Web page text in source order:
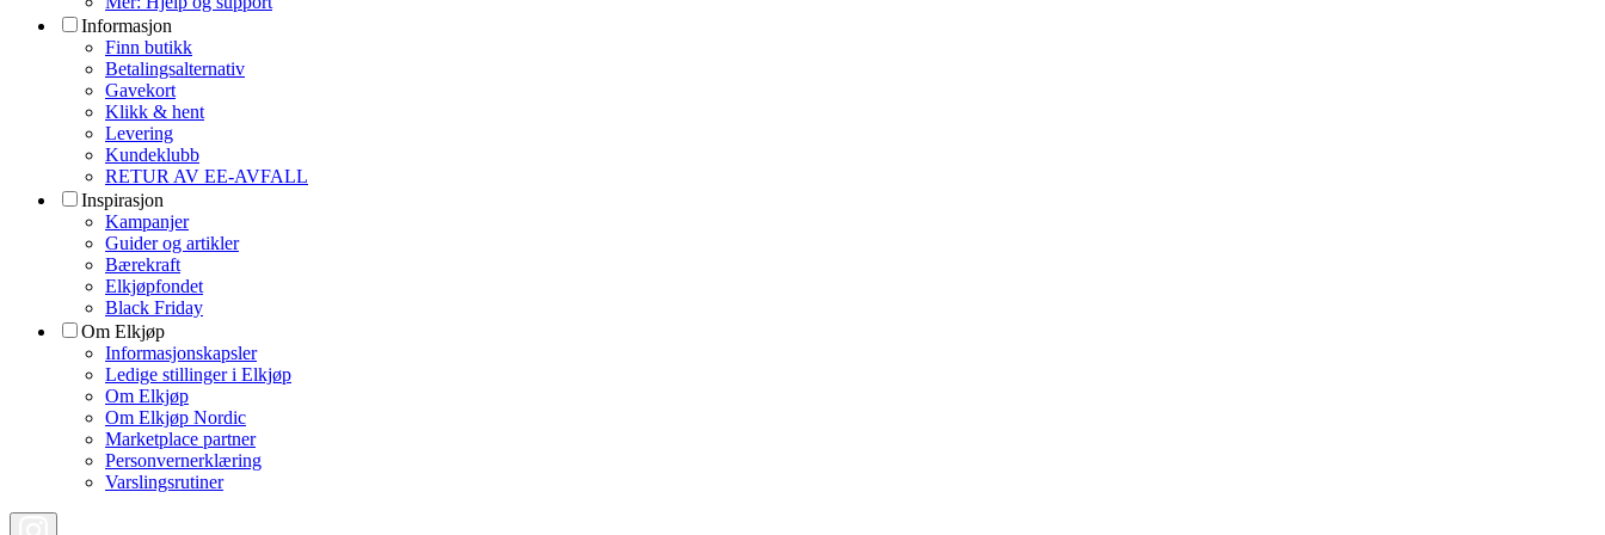
Informasjon
Finn butikk
Betalingsalternativ
Gavekort
Klikk & hent
Levering
Kundeklubb
RETUR AV EE-AVFALL
Inspirasjon
Kampanjer
Guider og artikler
Bærekraft
Elkjøpfondet
Black Friday
Om Elkjøp
Informasjonskapsler
Ledige stillinger i Elkjøp
Om Elkjøp
Om Elkjøp Nordic
Marketplace partner
Personvernerklæring
Varslingsrutiner